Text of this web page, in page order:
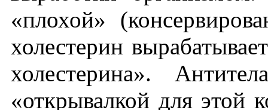
«плохой»
холестерин
холестерина».
«открывалкой для этой